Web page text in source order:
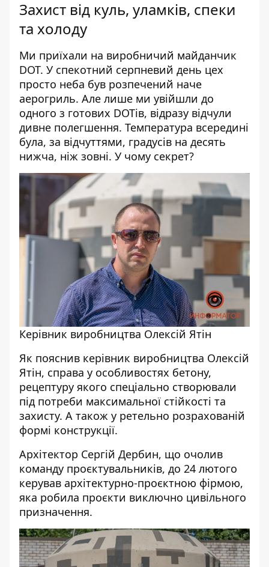
Захист від куль, уламків, спеки
та холоду
Ми приїхали на виробничий майданчик
DOT. У спекотний серпневий день цех
просто неба був розпечений наче
аерогриль. Але лише ми увійшли до
одного з готових DOTів, відразу відчули
дивне полегшення. Температура всередині
була, за відчуттями, градусів на десять
нижча, ніж зовні. У чому секрет?
Керівник виробництва Олексій Ятін
Як пояснив керівник виробництва Олексій
Ятін, справа у особливостях бетону,
рецептуру якого спеціально створювали
під потреби максимальної стійкості та
захисту. А також у ретельно розрахованій
формі конструкції.
Архітектор Сергій Дербин, що очолив
команду проєктувальників, до 24 лютого
керував архітектурно-проєктною фірмою,
яка робила проєкти виключно цивільного
призначення.